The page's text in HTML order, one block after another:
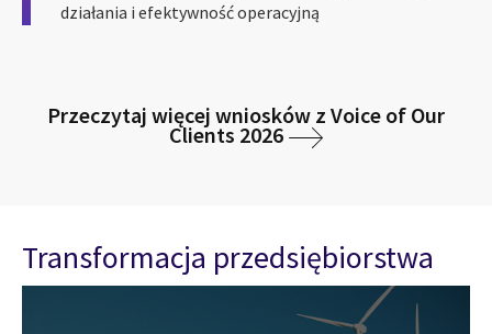
działania i efektywność operacyjną
Przeczytaj więcej wniosków z Voice of Our
Clients 2026
Transformacja przedsiębiorstwa